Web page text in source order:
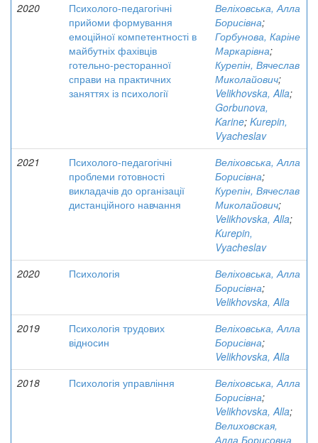
2020
Психолого-педагогічні
прийоми формування
емоційної компетентності в
майбутніх фахівців
готельно-ресторанної
справи на практичних
заняттях із психології
Веліховська, Алла
Борисівна;
Горбунова, Каріне
Маркарівна;
Курепін, Вячеслав
Миколайович;
Velikhovska, Alla;
Gorbunova,
Karine; Kurepin,
Vyacheslav
2021
Психолого-педагогічні
проблеми готовності
викладачів до організації
дистанційного навчання
Веліховська, Алла
Борисівна;
Курепін, Вячеслав
Миколайович;
Velikhovska, Alla;
Kurepin,
Vyacheslav
2020
Психологія
Веліховська, Алла
Борисівна;
Velikhovska, Alla
2019
Психологія трудових
відносин
Веліховська, Алла
Борисівна;
Velikhovska, Alla
2018
Психологія управління
Веліховська, Алла
Борисівна;
Velikhovska, Alla;
Велиховская,
Алла Борисовна